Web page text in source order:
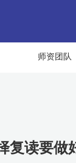
师资团队
复读要做